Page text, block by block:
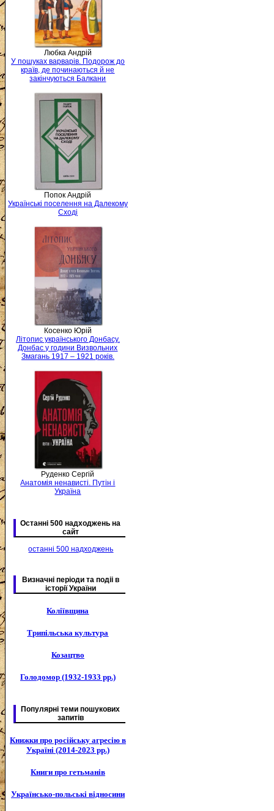
Любка Андрій
У пошуках варварів. Подорож до
країв, де починаються й не
закінчуються Балкани
Попок Андрій
Українські поселення на Далекому
Сході
Косенко Юрій
Літопис українського Донбасу.
Донбас у години Визвольних
Змагань 1917 – 1921 років.
Руденко Сергій
Анатомія ненависті. Путін і
Україна
Останні 500 надходжень на
сайт
останні 500 надходжень
Визначні періоди та подіі в
історії України
Коліївщина
Трипільська культура
Козацтво
Голодомор (1932-1933 рр.)
Популярні теми пошукових
запитів
Книжки про російську агресію в
Україні (2014-2023 рр.)
Книги про гетьманів
Українсько-польські відносини